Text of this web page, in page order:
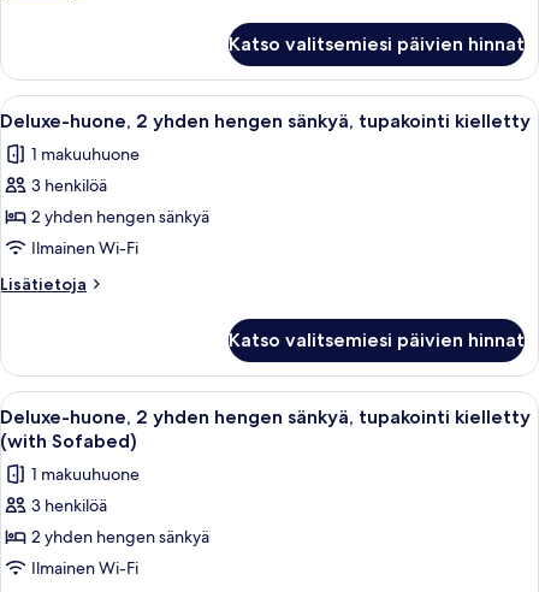
Non
Smoking
kuvat
1
Queen
Bed,
Smoking
Katso valitsemiesi päivien hinnat
Avaa
kaikki
huonetyypin
Deluxe-
huone,
2
yhden
hengen
tupakointi
kielletty
kuvat
Hotellihuone, jossa on sänky,
7
Deluxe-huone, 2 yhden hengen sänkyä, tupakointi kielletty
1 makuuhuone
3 henkilöä
2 yhden hengen sänkyä
Ilmainen Wi-Fi
Lisätietoja
Lisätietoja
2
yhden
hengen
sänkyä,
tupakointi
kielletty
Katso valitsemiesi päivien hinnat
Avaa
kaikki
huonetyypin
Deluxe-
huone,
2
yhden
Hotellihuone, jossa on kaksi sänkyä,
8
Deluxe-huone, 2 yhden hengen sänkyä, tupakointi kielletty
(with Sofabed)
1 makuuhuone
3 henkilöä
2 yhden hengen sänkyä
Ilmainen Wi-Fi